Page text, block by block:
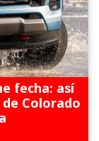
fecha: así
Colorado